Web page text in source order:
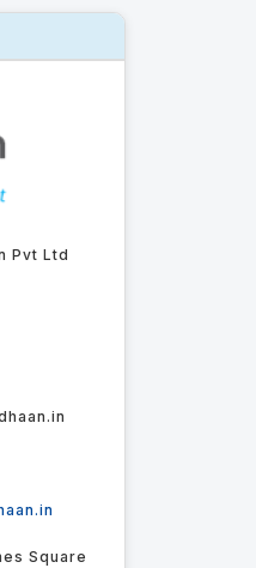
Pvt Ltd
Square